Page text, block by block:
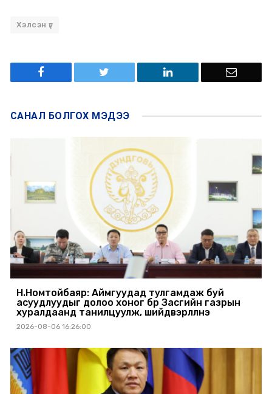
Хэлсэн үг
САНАЛ БОЛГОХ МЭДЭЭ
Н.Номтойбаяр: Аймгуудад тулгамдаж буй
асуудлуудыг долоо хоног бүр Засгийн газрын
хуралдаанд танилцуулж, шийдвэрлүүлнэ
2026-08-06 16:26:00